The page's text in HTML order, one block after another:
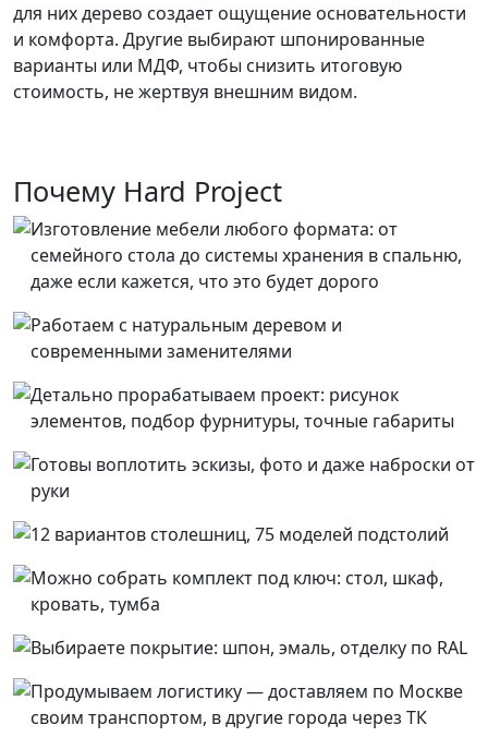
для них дерево создает ощущение основательности
и комфорта. Другие выбирают шпонированные
варианты или МДФ, чтобы снизить итоговую
стоимость, не жертвуя внешним видом.
Почему Hard Project
Изготовление мебели любого формата: от
семейного стола до системы хранения в спальню,
даже если кажется, что это будет дорого
Работаем с натуральным деревом и
современными заменителями
Детально прорабатываем проект: рисунок
элементов, подбор фурнитуры, точные габариты
Готовы воплотить эскизы, фото и даже наброски от
руки
12 вариантов столешниц, 75 моделей подстолий
Можно собрать комплект под ключ: стол, шкаф,
кровать, тумба
Выбираете покрытие: шпон, эмаль, отделку по RAL
Продумываем логистику — доставляем по Москве
своим транспортом, в другие города через ТК